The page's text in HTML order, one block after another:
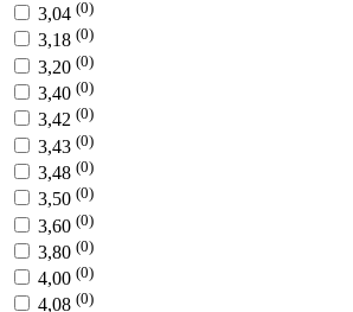
3,04 (0)
3,18 (0)
3,20 (0)
3,40 (0)
3,42 (0)
3,43 (0)
3,48 (0)
3,50 (0)
3,60 (0)
3,80 (0)
4,00 (0)
4,08 (0)